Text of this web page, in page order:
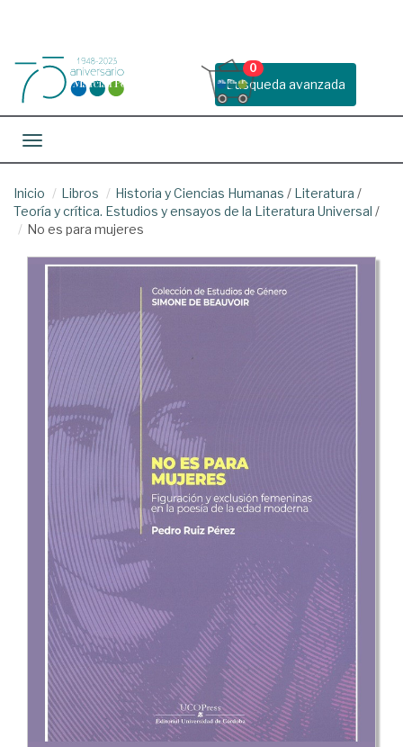
Busqueda avanzada
0
Toggle navigation
Inicio Libros Historia y Ciencias Humanas / Literatura /
Teoría y crítica. Estudios y ensayos de la Literatura Universal /
No es para mujeres